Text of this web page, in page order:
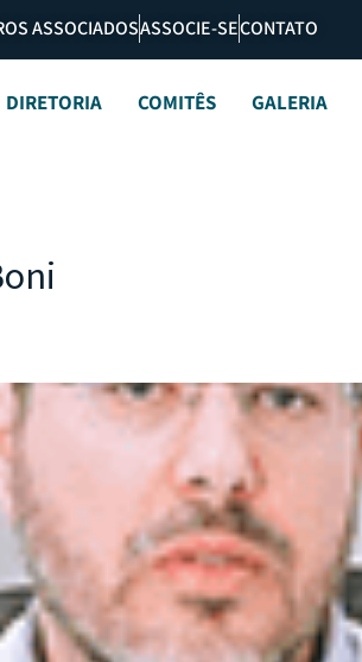
ASSOCIADOSASSOCIE-SECONTATO
DIRETORIA COMITÊS GALERIA